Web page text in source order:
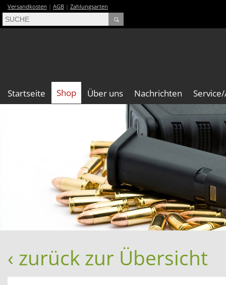
Versandkosten | AGB | Zahlungsarten
Startseite Shop Über uns Nachrichten
‹ zurück zur Übersicht